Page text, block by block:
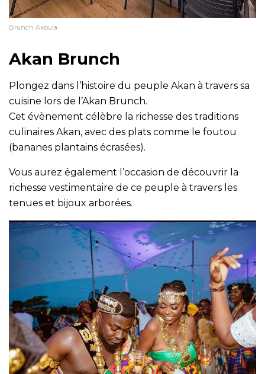
Brunch Akoula
Akan Brunch
Plongez dans l’histoire du peuple Akan à travers sa
cuisine lors de l’Akan Brunch.
Cet évènement célèbre la richesse des traditions
culinaires Akan, avec des plats comme le foutou
(bananes plantains écrasées).
Vous aurez également l’occasion de découvrir la
richesse vestimentaire de ce peuple à travers les
tenues et bijoux arborées.